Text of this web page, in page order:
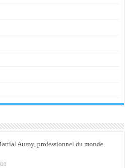
Auroy, professionnel du monde